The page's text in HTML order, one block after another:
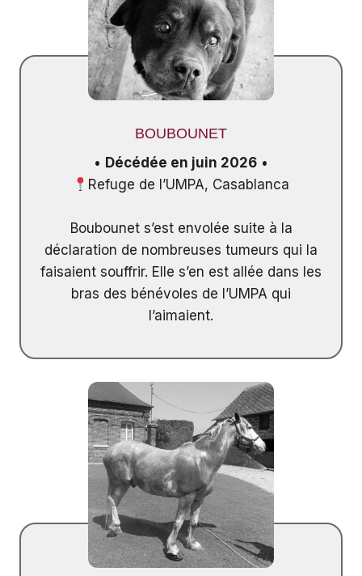
BOUBOUNET
• Décédée en juin 2026 •
Refuge de l’UMPA, Casablanca
Boubounet s’est envolée suite à la
déclaration de nombreuses tumeurs qui la
faisaient souffrir. Elle s’en est allée dans les
bras des bénévoles de l’UMPA qui
l’aimaient.